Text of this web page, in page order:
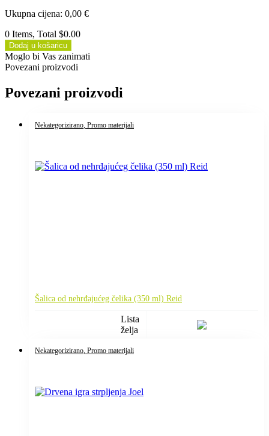
Ukupna cijena: 0,00 €
0 Items, Total $0.00
Dodaj u košaricu
Moglo bi Vas zanimati
Povezani proizvodi
Povezani proizvodi
Nekategorizirano , Promo materijali
Šalica od nehrđajućeg čelika (350 ml) Reid
Lista
želja
Nekategorizirano , Promo materijali